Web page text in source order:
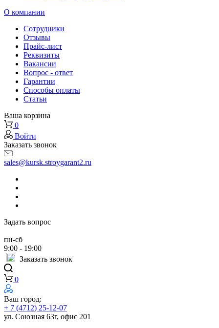
О компании
Сотрудники
Отзывы
Прайс-лист
Реквизиты
Вакансии
Вопрос - ответ
Гарантии
Способы оплаты
Статьи
Ваша корзина
0
Войти
Заказать звонок
sales@kursk.stroygarant2.ru
Задать вопрос
пн-сб
9:00 - 19:00
Заказать звонок
0
Ваш город:
+ 7 (4712) 25-12-07
ул. Союзная 63г, офис 201